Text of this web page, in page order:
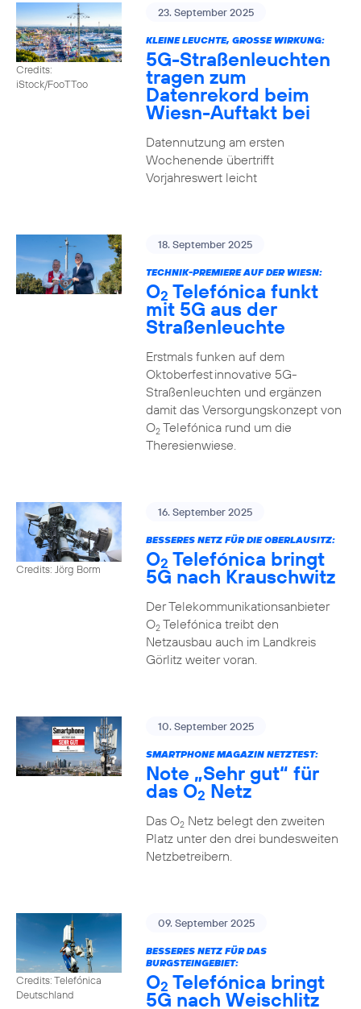
Credits:
iStock/FooTToo
23. September 2025
KLEINE LEUCHTE, GROSSE WIRKUNG:
5G-Straßenleuchten
tragen zum
Datenrekord beim
Wiesn-Auftakt bei
Datennutzung am ersten
Wochenende übertrifft
Vorjahreswert leicht
18. September 2025
TECHNIK-PREMIERE AUF DER WIESN:
O2 Telefónica funkt
mit 5G aus der
Straßenleuchte
Erstmals funken auf dem
Oktoberfest innovative 5G-
Straßenleuchten und ergänzen
damit das Versorgungskonzept von
O2Telefónica rund um die
Theresienwiese.
Credits: Jörg Borm
16. September 2025
BESSERES NETZ FÜR DIE OBERLAUSITZ:
O2 Telefónica bringt
5G nach Krauschwitz
Der Telekommunikationsanbieter
O2Telefónica treibt den
Netzausbau auch im Landkreis
Görlitz weiter voran.
10. September 2025
SMARTPHONE MAGAZIN NETZTEST:
Note „Sehr gut“ für
das O2 Netz
Das O2Netz belegt den zweiten
Platz unter den drei bundesweiten
Netzbetreibern.
Credits: Telefónica
Deutschland
09. September 2025
BESSERES NETZ FÜR DAS
BURGSTEINGEBIET:
O2 Telefónica bringt
5G nach Weischlitz